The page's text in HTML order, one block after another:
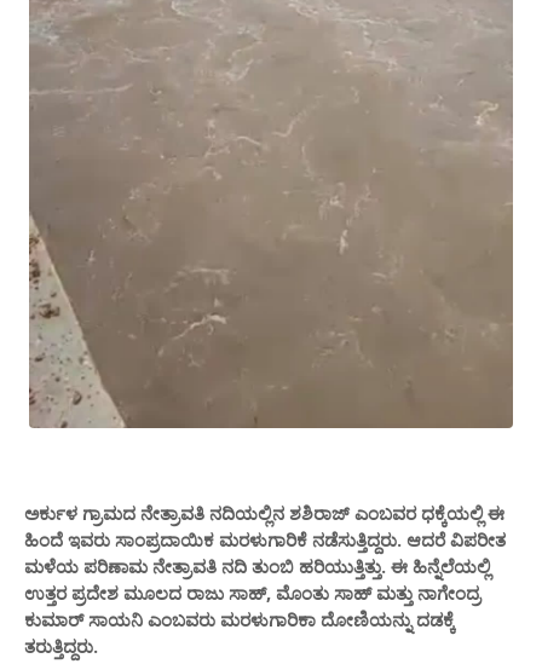
ಅರ್ಕುಳ ಗ್ರಾಮದ ನೇತ್ರಾವತಿ ನದಿಯಲ್ಲಿನ ಶಶಿರಾಜ್ ಎಂಬವರ ಧಕ್ಕೆಯಲ್ಲಿ ಈ
ಹಿಂದೆ ಇವರು ಸಾಂಪ್ರದಾಯಿಕ ಮರಳುಗಾರಿಕೆ ನಡೆಸುತ್ತಿದ್ದರು. ಆದರೆ ವಿಪರೀತ
ಮಳೆಯ ಪರಿಣಾಮ ನೇತ್ರಾವತಿ ನದಿ ತುಂಬಿ ಹರಿಯುತ್ತಿತ್ತು. ಈ ಹಿನ್ನೆಲೆಯಲ್ಲಿ
ಉತ್ತರ ಪ್ರದೇಶ ಮೂಲದ ರಾಜು ಸಾಹ್, ಮೊಂತು ಸಾಹ್ ಮತ್ತು ನಾಗೇಂದ್ರ
ಕುಮಾರ್ ಸಾಯನಿ ಎಂಬವರು ಮರಳುಗಾರಿಕಾ ದೋಣಿಯನ್ನು ದಡಕ್ಕೆ
ತರುತ್ತಿದ್ದರು.